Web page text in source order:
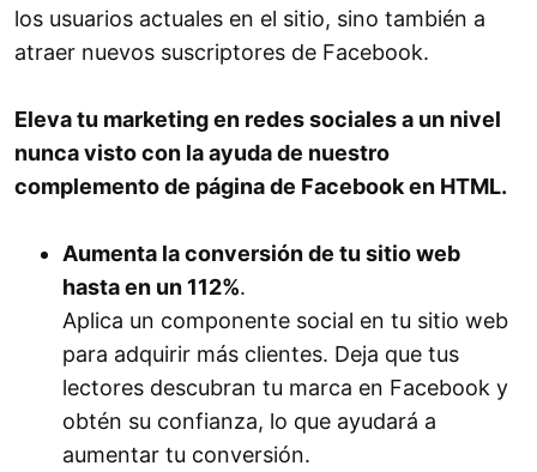
los usuarios actuales en el sitio, sino también a
atraer nuevos suscriptores de Facebook.
Eleva tu marketing en redes sociales a un nivel
nunca visto con la ayuda de nuestro
complemento de página de Facebook en HTML.
Aumenta la conversión de tu sitio web
hasta en un 112%.
Aplica un componente social en tu sitio web
para adquirir más clientes. Deja que tus
lectores descubran tu marca en Facebook y
obtén su confianza, lo que ayudará a
aumentar tu conversión.